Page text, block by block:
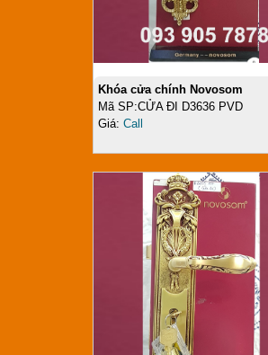
Khóa cửa chính Novosom
Mã SP:CỬA ĐI D3636 PVD
Giá: Call